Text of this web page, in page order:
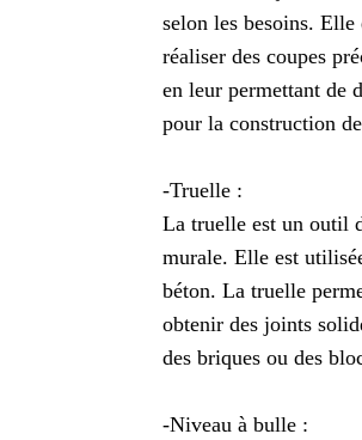
selon les besoins. Elle
réaliser des coupes
en leur permettant de
pour la construction
-Truelle :
La truelle est un outil
murale. Elle est
béton. La truelle
obtenir des joints
des briques ou des
-Niveau à bulle :